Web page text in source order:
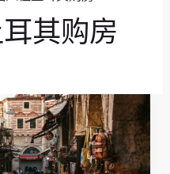
其购房